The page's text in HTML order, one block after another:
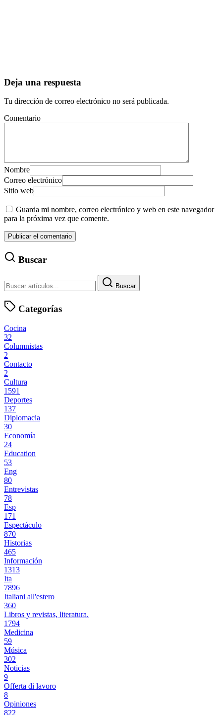
Deja una respuesta
Tu dirección de correo electrónico no será publicada.
Comentario
Nombre
Correo electrónico
Sitio web
Guarda mi nombre, correo electrónico y web en este navegador
para la próxima vez que comente.
Buscar
Buscar
Categorías
Cocina
32
Columnistas
2
Contacto
2
Cultura
1591
Deportes
137
Diplomacia
30
Economía
24
Education
53
Eng
80
Entrevistas
78
Esp
171
Espectáculo
870
Historias
465
Información
1313
Ita
7896
Italiani all'estero
360
Libros y revistas, literatura.
1794
Medicina
59
Música
302
Noticias
9
Offerta di lavoro
8
Opiniones
822